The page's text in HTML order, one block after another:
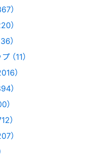
）
）
）
（11）
）
）
）
）
）